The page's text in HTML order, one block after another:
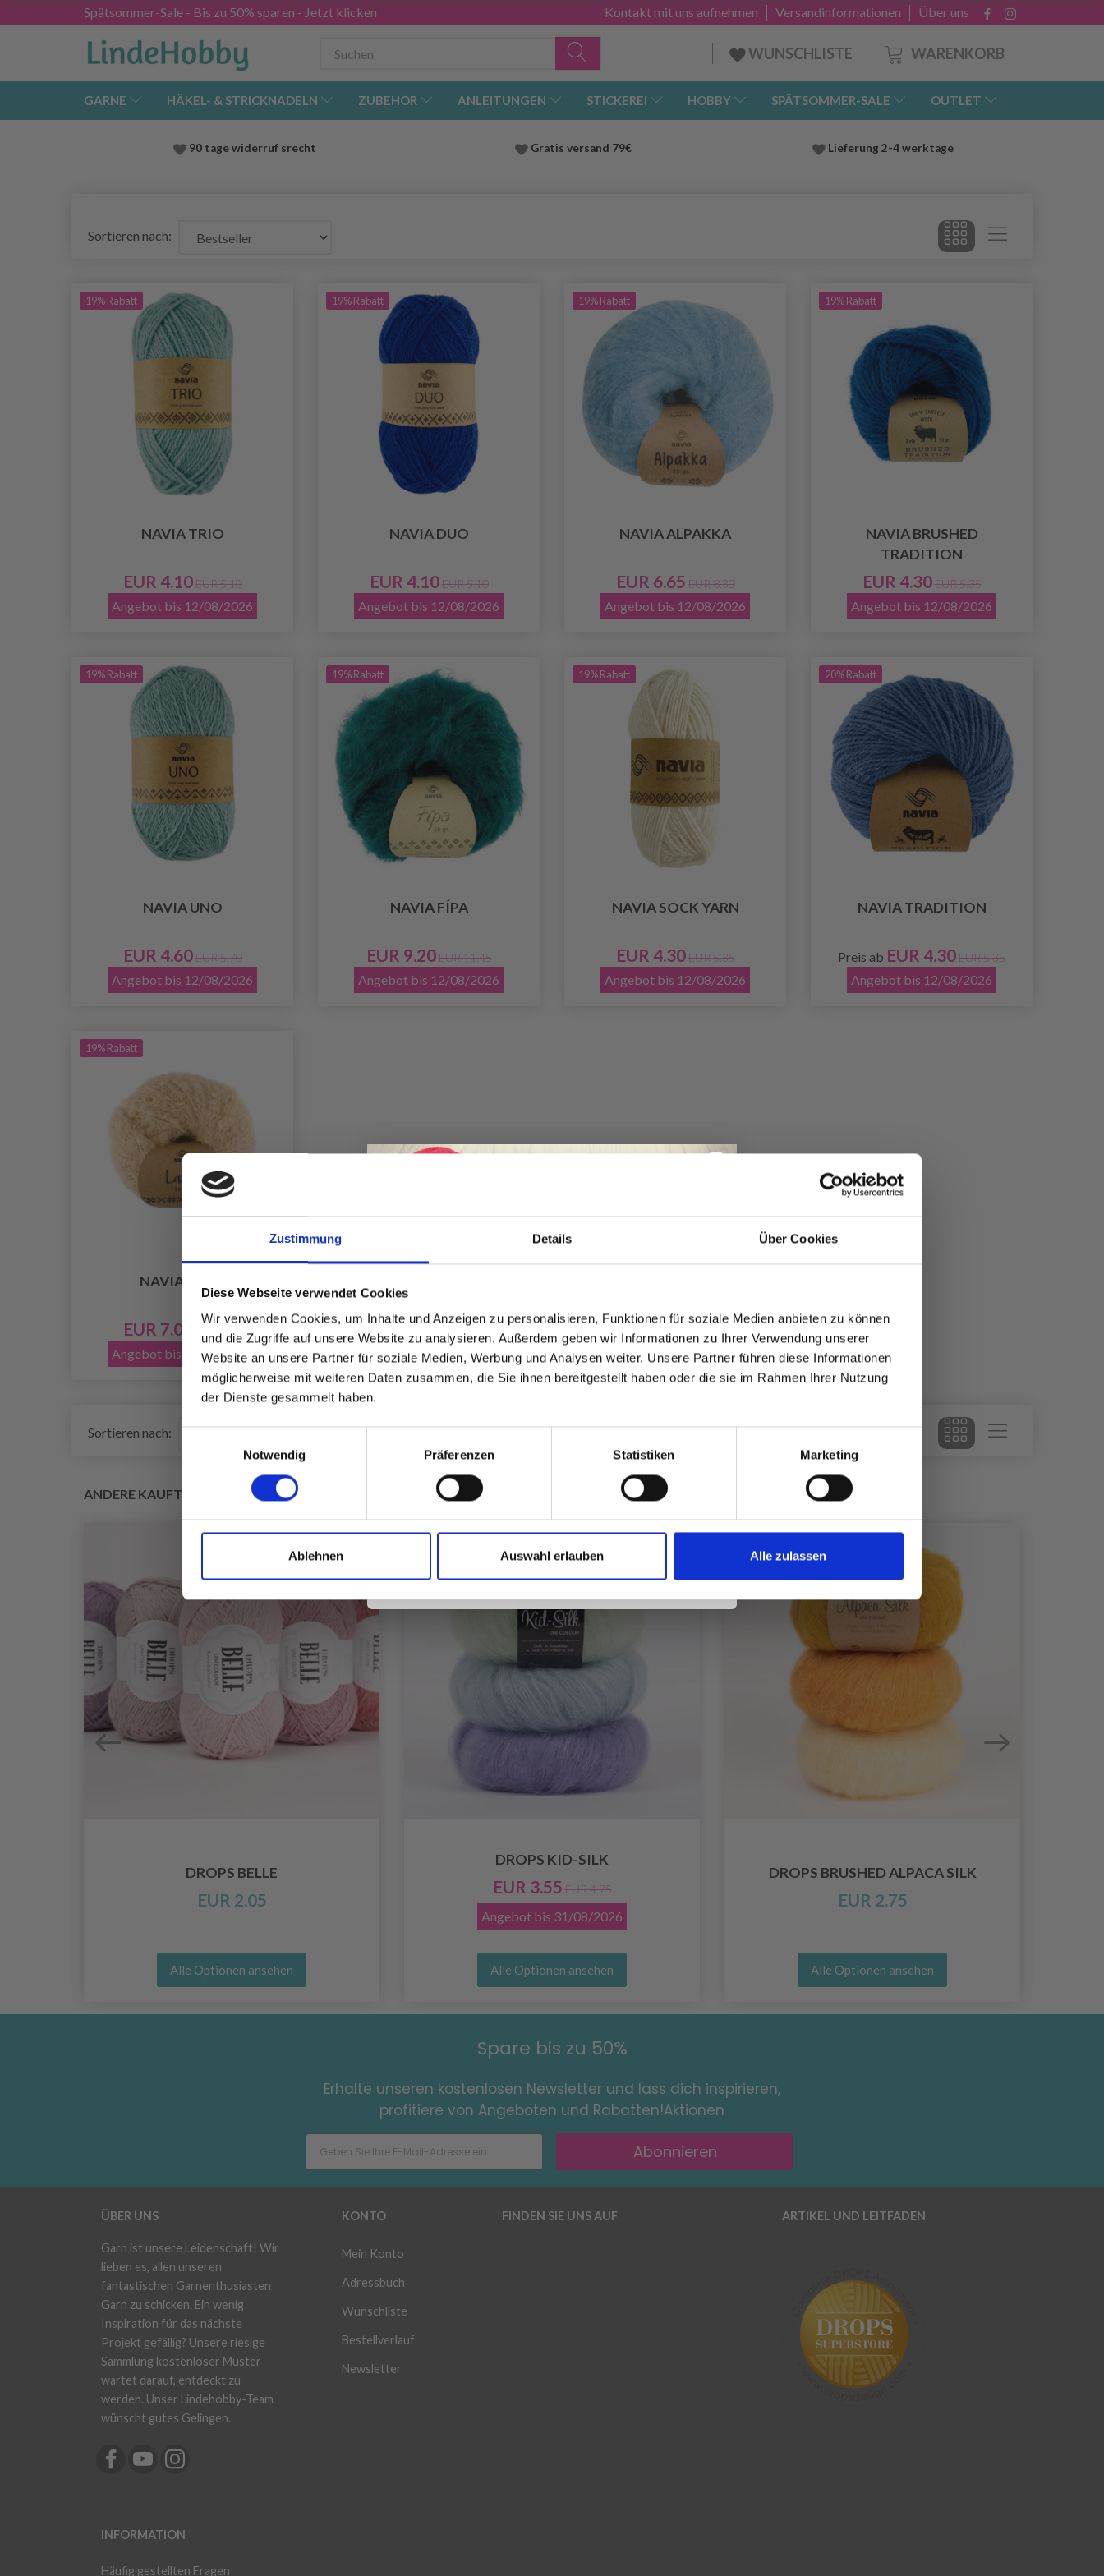
Zustimmung Details Über Cookies
Diese Webseite verwendet Cookies
Wir verwenden Cookies, um Inhalte und Anzeigen zu personalisieren, Funktionen für soziale Medien anbieten zu können
und die Zugriffe auf unsere Website zu analysieren. Außerdem geben wir Informationen zu Ihrer Verwendung unserer
Website an unsere Partner für soziale Medien, Werbung und Analysen weiter. Unsere Partner führen diese Informationen
möglicherweise mit weiteren Daten zusammen, die Sie ihnen bereitgestellt haben oder die sie im Rahmen Ihrer Nutzung
der Dienste gesammelt haben.
Notwendig
Präferenzen Statistiken Marketing
Ablehnen Auswahl erlauben Alle zulassen
Spätsommer-Sale - Bis zu 50% sparen - Jetzt klicken Über uns
Versandinformationen
Kontakt mit uns aufnehmen
WARENKORB
WUNSCHLISTE
GARNE HÄKEL- & STRICKNADELN ZUBEHÖR ANLEITUNGEN STICKEREI HOBBY SPÄTSOMMER-SALE OUTLET
90 tage widerruf srecht Gratis versand 79€ Lieferung 2-4 werktage
Sortieren nach:
19% Rabatt
NAVIA TRIO
EUR 4.10 EUR 5.10
Angebot bis 12/08/2026
19% Rabatt
NAVIA DUO
EUR 4.10 EUR 5.10
Angebot bis 12/08/2026
19% Rabatt
NAVIA ALPAKKA
EUR 6.65 EUR 8.30
Angebot bis 12/08/2026
19% Rabatt
NAVIA BRUSHED
TRADITION
EUR 4.30 EUR 5.35
Angebot bis 12/08/2026
19% Rabatt
NAVIA UNO
EUR 4.60 EUR 5.70
Angebot bis 12/08/2026
19% Rabatt
NAVIA FÍPA
EUR 9.20 EUR 11.45
Angebot bis 12/08/2026
19% Rabatt
NAVIA SOCK YARN
EUR 4.30 EUR 5.35
Angebot bis 12/08/2026
20% Rabatt
NAVIA TRADITION
Preis ab EUR 4.30EUR 5.35
Angebot bis 12/08/2026
19% Rabatt
NAVIA LAMB
EUR 7.05 EUR 8.80
Angebot bis 12/08/2026
Sortieren nach:
ANDERE KAUFTEN AUCH
DROPS BELLE
EUR 2.05
Alle Optionen ansehen
DROPS KID-SILK
EUR 3.55 EUR 4.75
Angebot bis 31/08/2026
Alle Optionen ansehen
DROPS BRUSHED ALPACA SILK
EUR 2.75
Alle Optionen ansehen
Spare bis zu 50%
Erhalte unseren kostenlosen Newsletter und lass dich inspirieren,
profitiere von Angeboten und Rabatten!Aktionen
Abonnieren
ÜBER UNS
Garn ist unsere Leidenschaft! Wir
lieben es, allen unseren
fantastischen Garnenthusiasten
Garn zu schicken. Ein wenig
Inspiration für das nächste
Projekt gefällig? Unsere riesige
Sammlung kostenloser Muster
wartet darauf, entdeckt zu
werden. Unser Lindehobby-Team
wünscht gutes Gelingen.
INFORMATION
Häufig gestellten Fragen
KONTO
Mein Konto
Adressbuch
Wunschliste
Bestellverlauf
Newsletter
FINDEN SIE UNS AUF ARTIKEL UND LEITFADEN
Werde ein Teil unserer Garn-Community
und erhalte exklusiven Zugang zu
inspirierenden Strickmustern und
Nein, danke